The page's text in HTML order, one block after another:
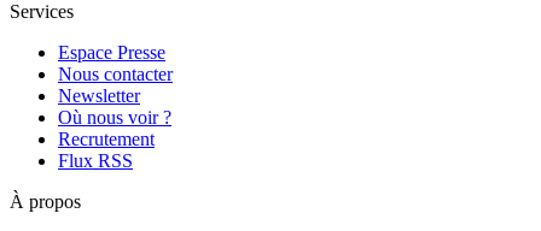
Services
Espace Presse
Nous contacter
Newsletter
Où nous voir ?
Recrutement
Flux RSS
À propos